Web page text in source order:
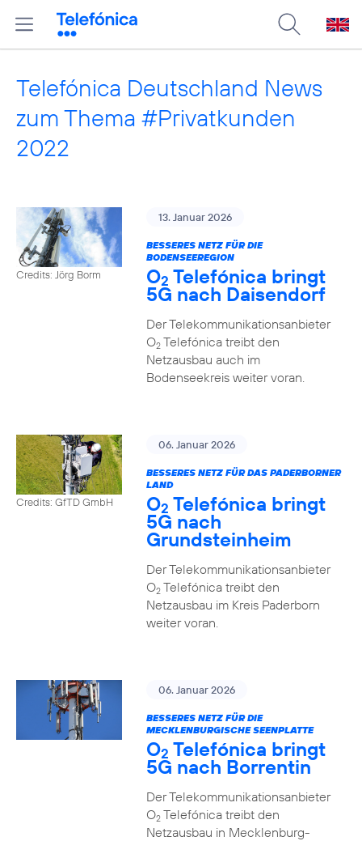
Telefónica Deutschland News
zum Thema #Privatkunden
2022
Credits: Jörg Borm
13. Januar 2026
BESSERES NETZ FÜR DIE
BODENSEEREGION
O2 Telefónica bringt
5G nach Daisendorf
Der Telekommunikationsanbieter
O2Telefónica treibt den
Netzausbau auch im
Bodenseekreis weiter voran.
Credits: GfTD GmbH
06. Januar 2026
BESSERES NETZ FÜR DAS PADERBORNER
LAND
O2 Telefónica bringt
5G nach
Grundsteinheim
Der Telekommunikationsanbieter
O2Telefónica treibt den
Netzausbau im Kreis Paderborn
weiter voran.
06. Januar 2026
BESSERES NETZ FÜR DIE
MECKLENBURGISCHE SEENPLATTE
O2 Telefónica bringt
5G nach Borrentin
Der Telekommunikationsanbieter
O2Telefónica treibt den
Netzausbau in Mecklenburg-